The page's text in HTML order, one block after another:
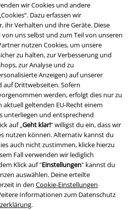
wir Cookies und andere
Dazu erfassen wir
Verhalten und ihre Geräte. Diese
uns selbst und zum Teil von unseren
nutzen Cookies, um unsere
zu halten, zur Verbesserung und
zur Analyse und zu
Anzeigen) auf unserer
auf Drittwebseiten. Sofern
werden, erfolgt dies nur zu
geltenden EU-Recht einem
unterliegen und entsprechend
auf „Geht klar!“ willigst du ein, dass wir
nutzen können. Alternativ kannst du
auch nicht zustimmen, klicke hierzu
Fall verwenden wir lediglich
Klick auf "Einstellungen" kannst du
auswählen. Deine erteilte
in den Cookie-Einstellungen
Informationen zum Datenschutz
.